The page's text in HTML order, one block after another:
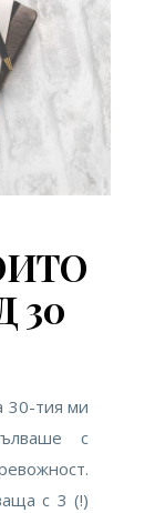
30
30-тия ми
с
с 3 (!)